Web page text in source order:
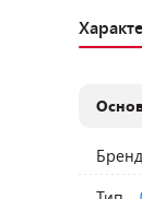
Бренд